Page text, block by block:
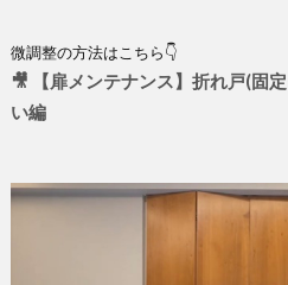
微調整の方法はこちら👇
🎥 【扉メンテナンス】折れ戸(固
い編